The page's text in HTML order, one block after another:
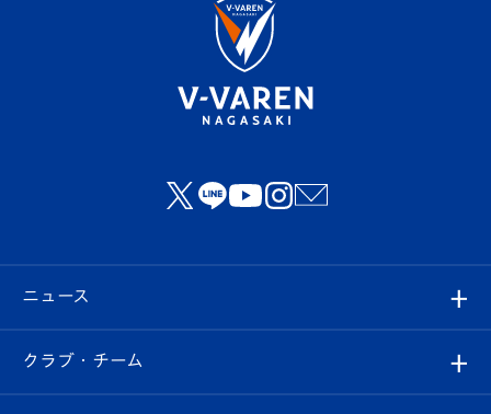
ニュース
すべて
クラブ・チーム